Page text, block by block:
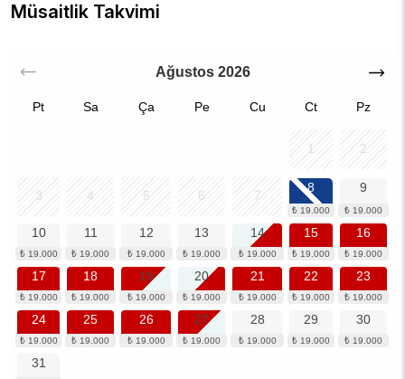
Müsaitlik Takvimi
Ağustos 2026
Pt Sa Ça Pe Cu Ct Pz
1 2
3 4 5 6 7
8 9
10 11 12 13 14 15 16
17 18 19 20 21 22 23
24 25 26 27 28 29 30
31